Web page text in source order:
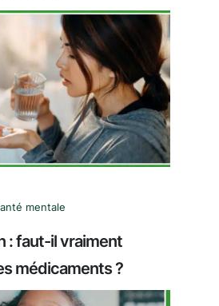
mentale
: faut-il vraiment
médicaments ?